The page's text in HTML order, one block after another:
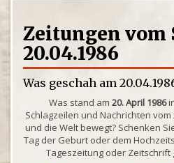
Zeitungen vom
20.04.1986
Was geschah am
Was stand am 20. April 1986
Schlagzeilen und Nachrichten vom
und die Welt bewegt? Schenken
Tag der Geburt oder dem
Tageszeitung oder Zeitschrift